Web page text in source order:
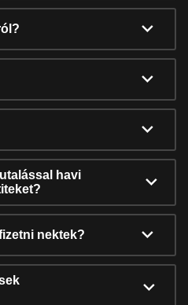
havi
nektek?